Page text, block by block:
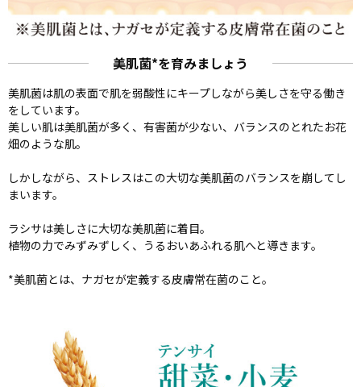
美肌菌*を育みましょう
美肌菌は肌の表面で肌を弱酸性にキープしながら美しさを守る働き
をしています。
美しい肌は美肌菌が多く、有害菌が少ない、バランスのとれたお花
畑のような肌。
しかしながら、ストレスはこの大切な美肌菌のバランスを崩してし
まいます。
ラシサは美しさに大切な美肌菌に着目。
植物の力でみずみずしく、うるおいあふれる肌へと導きます。
*美肌菌とは、ナガセが定義する皮膚常在菌のこと。